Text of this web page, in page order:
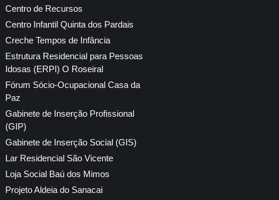
Centro de Recursos
Centro Infantil Quinta dos Pardais
Creche Tempos de Infância
Estrutura Residencial para Pessoas
Idosas (ERPI) O Roseiral
Fórum Sócio-Ocupacional Casa da
Paz
Gabinete de Inserção Profissional
(GIP)
Gabinete de Inserção Social (GIS)
Lar Residencial São Vicente
Loja Social Baú dos Mimos
Projeto Aldeia do Sanacai